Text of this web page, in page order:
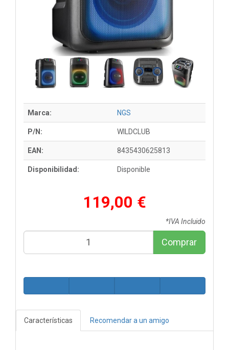
Marca: NGS
P/N: WILDCLUB
EAN: 8435430625813
Disponibilidad: Disponible
119,00 €
*IVA Incluido
Comprar
Características Recomendar a un amigo